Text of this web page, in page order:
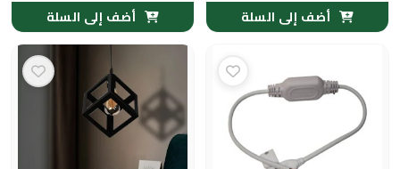
أضف إلى السلة أضف إلى السلة